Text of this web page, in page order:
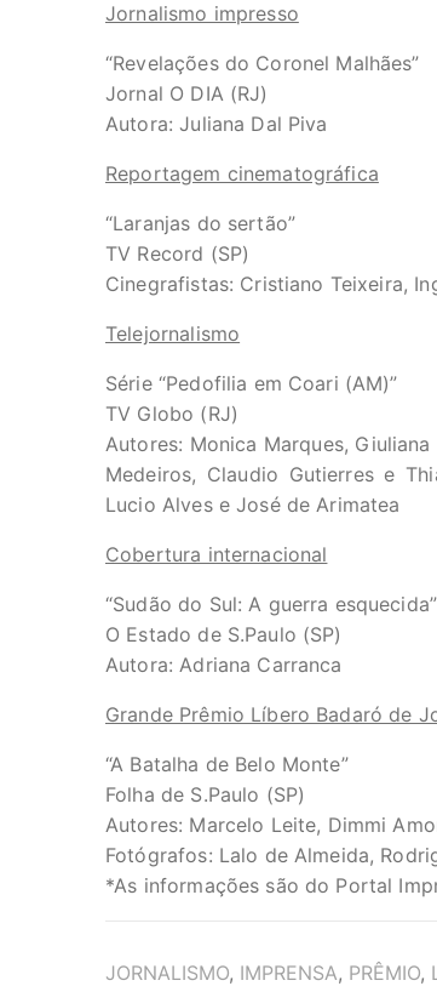
Jornalismo impresso
“Revelações do Coronel Malhães”
Jornal O DIA (RJ)
Autora: Juliana Dal Piva
Reportagem cinematográfica
“Laranjas do sertão”
TV Record (SP)
Cinegrafistas: Cristiano Teixeira,
Telejornalismo
Série “Pedofilia em Coari (AM)”
TV Globo (RJ)
Autores: Monica Marques,
Medeiros, Claudio Gutierres e
Lucio Alves e José de Arimatea
Cobertura internacional
“Sudão do Sul: A guerra esquecida”
O Estado de S.Paulo (SP)
Autora: Adriana Carranca
Grande Prêmio Líbero Badaró de
“A Batalha de Belo Monte”
Folha de S.Paulo (SP)
Autores: Marcelo Leite, Dimmi
Fotógrafos: Lalo de Almeida,
*As informações são do Portal
TAGS
JORNALISMO, IMPRENSA, PRÊMIO,